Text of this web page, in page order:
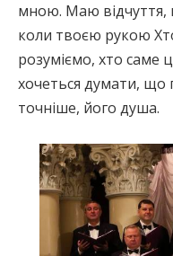
мною. Маю відчуття,
коли твоєю рукою
розуміємо, хто саме
хочеться думати, що
точніше, його душа.